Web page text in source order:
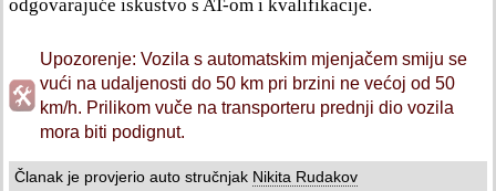
odgovarajuće iskustvo s AT-om i kvalifikacije.
Upozorenje: Vozila s automatskim mjenjačem smiju se
vući na udaljenosti do 50 km pri brzini ne većoj od 50
km/h. Prilikom vuče na transporteru prednji dio vozila
mora biti podignut.
Članak je provjerio auto stručnjak Nikita Rudakov